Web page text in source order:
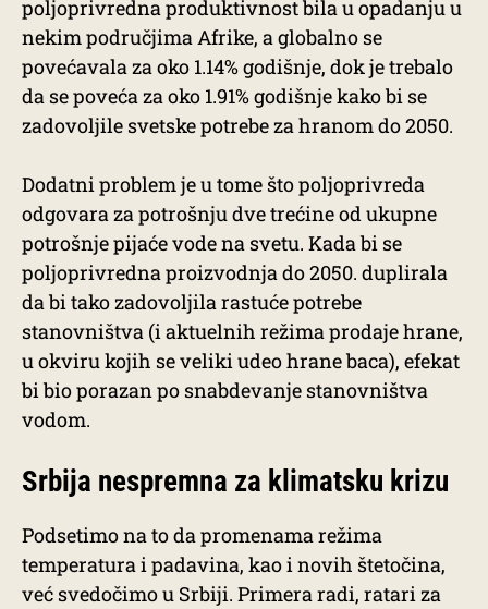
poljoprivredna produktivnost bila u opadanju u
nekim područjima Afrike, a globalno se
povećavala za oko 1.14% godišnje, dok je trebalo
da se poveća za oko 1.91% godišnje kako bi se
zadovoljile svetske potrebe za hranom do 2050.
Dodatni problem je u tome što poljoprivreda
odgovara za potrošnju dve trećine od ukupne
potrošnje pijaće vode na svetu. Kada bi se
poljoprivredna proizvodnja do 2050. duplirala
da bi tako zadovoljila rastuće potrebe
stanovništva (i aktuelnih režima prodaje hrane,
u okviru kojih se veliki udeo hrane baca), efekat
bi bio porazan po snabdevanje stanovništva
vodom.
Srbija nespremna za klimatsku krizu
Podsetimo na to da promenama režima
temperatura i padavina, kao i novih štetočina,
već svedočimo u Srbiji. Primera radi, ratari za